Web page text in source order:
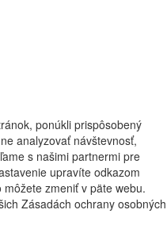
ponúkli prispôsobený
analyzovať návštevnosť,
s našimi partnermi pre
upravíte odkazom
zmeniť v päte webu.
Zásadách ochrany osobných